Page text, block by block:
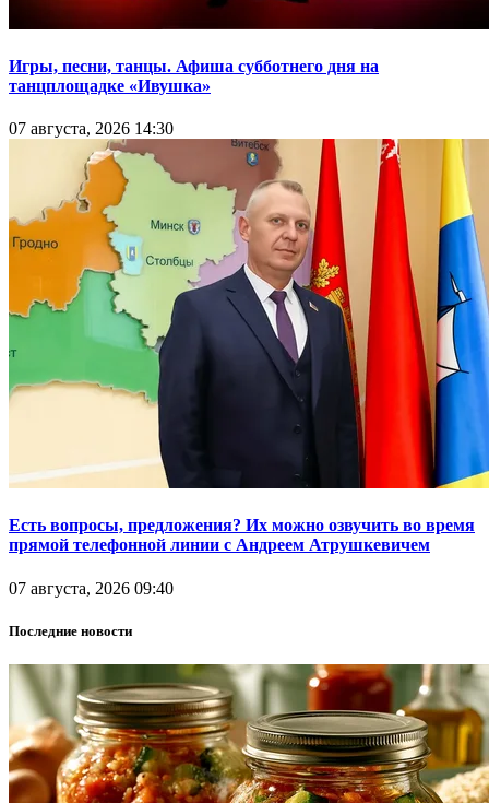
Игры, песни, танцы. Афиша субботнего дня на
танцплощадке «Ивушка»
07 августа, 2026 14:30
Есть вопросы, предложения? Их можно озвучить во время
прямой телефонной линии с Андреем Атрушкевичем
07 августа, 2026 09:40
Последние новости